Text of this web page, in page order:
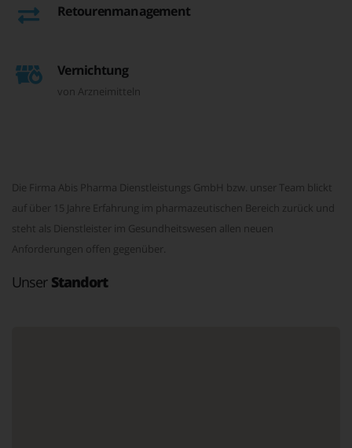
Retourenmanagement
Vernichtung
von Arzneimitteln
Die Firma Abis Pharma Dienstleistungs GmbH bzw. unser Team blickt
auf über 15 Jahre Erfahrung im pharmazeutischen Bereich zurück und
steht als Dienstleister im Gesundheitswesen allen neuen
Anforderungen offen gegenüber.
Unser Standort